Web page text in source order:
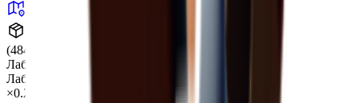
(484.61, 0.66, -7.86)
Лаборатория J
Лаборатория J
×0.29